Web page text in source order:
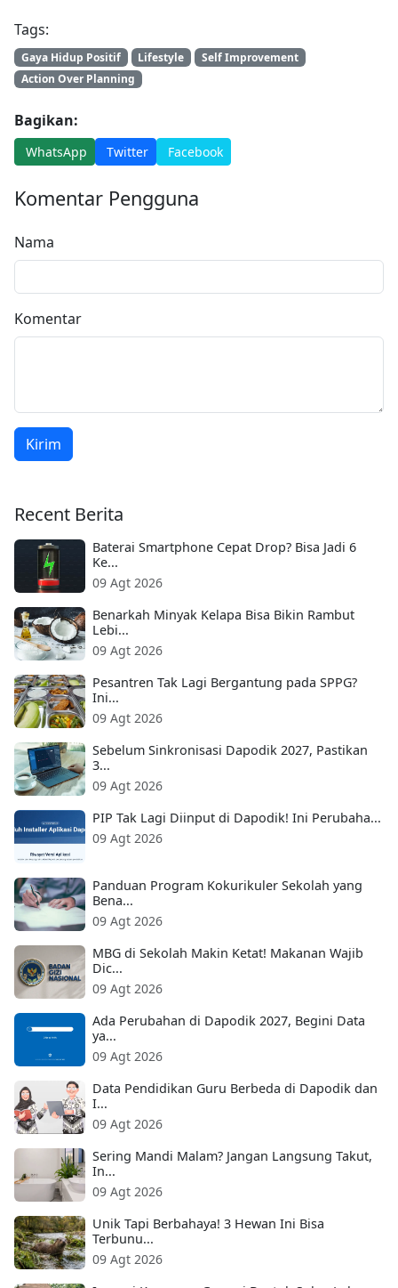
Tags:
Gaya Hidup Positif Lifestyle
Self Improvement
Action Over Planning
Bagikan:
WhatsApp Twitter Facebook
Komentar Pengguna
Nama
Komentar
Kirim
Recent Berita
Baterai Smartphone Cepat Drop? Bisa Jadi 6
Ke...
09 Agt 2026
Benarkah Minyak Kelapa Bisa Bikin Rambut
Lebi...
09 Agt 2026
Pesantren Tak Lagi Bergantung pada SPPG?
Ini...
09 Agt 2026
Sebelum Sinkronisasi Dapodik 2027, Pastikan
3...
09 Agt 2026
PIP Tak Lagi Diinput di Dapodik! Ini Perubaha...
09 Agt 2026
Panduan Program Kokurikuler Sekolah yang
Bena...
09 Agt 2026
MBG di Sekolah Makin Ketat! Makanan Wajib
Dic...
09 Agt 2026
Ada Perubahan di Dapodik 2027, Begini Data
ya...
09 Agt 2026
Data Pendidikan Guru Berbeda di Dapodik dan
I...
09 Agt 2026
Sering Mandi Malam? Jangan Langsung Takut,
In...
09 Agt 2026
Unik Tapi Berbahaya! 3 Hewan Ini Bisa
Terbunu...
09 Agt 2026